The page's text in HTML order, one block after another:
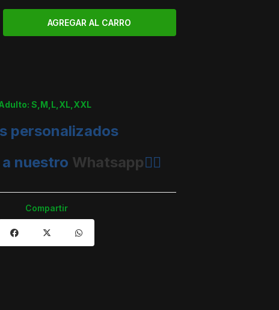
S,M,L,XL,XXL
personalizados
nuestro Whatsapp👈🏼
Compartir